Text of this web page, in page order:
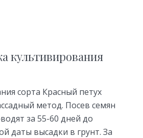
культивирования
сорта Красный петух
метод. Посев семян
за 55-60 дней до
даты высадки в грунт. За